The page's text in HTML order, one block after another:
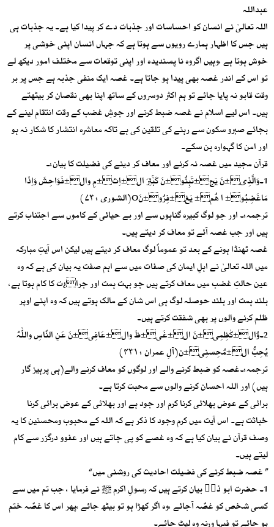
عبداللہ
اللہ تعالیٰ نے انسان کو احساسات اور جذبات دے کر پیدا کیا ہے۔ یہ جذبات ہی
ہیں جس کا اظہار ہمارے رویوں سے ہوتا ہے کہ جہاں انسان اپنی خوشی پر
خوش ہوتا ہے ،وہیں اگروہ نا پسندیدہ اور اپنی توقعات سے مختلف امور دیکھ لے
تو اس کے اندر غصہ بھی پیدا ہو جاتا ہے۔ غصہ ایک منفی جذبہ ہے جس پر بر
وقت قابو نہ پایا جائے تو ہم اکثر دوسروں کے ساتھ اپنا بھی نقصان کر بیٹھتے
ہیں۔ اس لیے اسلام نے غصہ ضبط کرنے اور جوشِ غضب کے وقت انتقام لینے کے
بجائے صبرو سکون سے رہنے کی تلقین کی ہے تاکہ معاشرہ انتشار کا شکار نہ ہو
اور امن کا گہوارہ بن سکے۔
قرآن مجید میں غصہ نہ کرنے اور معاف کر دینے کی فضیلت کا بیان:۔
1۔وَالَّذِی±نَ یَج±تَبِنُو±نَ کَبٰٓئِرَ ال±اِث±مِ وال±فَوَاحِشَ وَاِذَا
مَاغَضِبُو± ا ھُم± یَغ±فِرُو±نَO(الشوری : ۷۳)
ترجمہ:۔ اور جو لوگ کبیرہ گناہوں سے اور بے حیائی کے کاموں سے اجتناب کرتے
ہیں اور جب غصہ آئے تو معاف کر دیتے ہیں۔
غصہ ٹھنڈا ہونے کے بعد تو عموماً لوگ معاف کر دیتے ہیں لیکن اس آیتِ مبارکہ
میں اللہ تعالیٰ نے اہلِ ایمان کی صفات میں سے اہم صفت یہ بیان کی ہے کہ وہ
عین حالتِ غضب میں معاف کرتے ہیں جو بہت ہمت اور جرا¿ت کا کام ہوتا ہے،
بلند ہمت اور بلند حوصلہ لوگ ہی اس شان کے مالک ہوتے ہیں کہ وہ اپنے اوپر
ظلم کرنے والوں پر بھی شفقت کرتے ہیں۔
2۔وُال±کٰظِمِی±نَ ال±غَی±ظَ وال±عَافِی±نَ عَنِ النّاسِ واللّٰہُ
یُحِبُّ ال±مُحِسنِی±ن(آلِ عمران : ۴۳۱)
ترجمہ:۔غصہ کو ضبط کرنے والے اور لوگوں کو معاف کرنے والے(ہی پرہیز گار
ہیں) اور اللہ احسان کرنے والوں سے محبت کرتا ہے۔
برائی کے عوض بھلائی کرنا کرم اور جود ہے اور بھلائی کے عوض برائی کرنا
خباثت ہے۔ اس آیت میں کرم وجود کا ذکر ہے کہ اللہ کے محبوب ومحسنین کا یہ
وصف قرآن نے بیان کیا ہے کہ وہ غصے کو پی جاتے ہیں اور عفوو درگزر سے کام
لیتے ہیں۔
” غصہ ضبط کرنے کی فضیلت احادیث کی روشنی میں“
1۔ حضرت ابو ذرؓ بیان کرتے ہیں کہ رسولِ اکرم ﷺ نے فرمایا ، جب تم میں سے
کسی شخص کو غصّہ آجائے ،وہ اگر کھڑا ہو تو بیٹھ جائے ،پھر اس کا غصّہ ختم